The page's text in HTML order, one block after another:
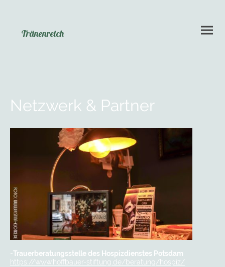
Tränenreich
Netzwerk & Partner
-Trauerberatungsstelle des Hospizdienstes Potsdam
https://www.hoffbauer-stiftung.de/beratung/hospiz/